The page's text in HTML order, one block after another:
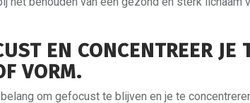
EN CONCENTREER JE
VORM.
om gefocust te blijven en je te